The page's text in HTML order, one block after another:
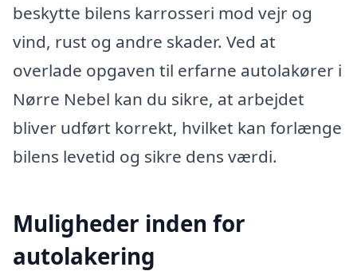
beskytte bilens karrosseri mod vejr og
vind, rust og andre skader. Ved at
overlade opgaven til erfarne autolakører i
Nørre Nebel kan du sikre, at arbejdet
bliver udført korrekt, hvilket kan forlænge
bilens levetid og sikre dens værdi.
Muligheder inden for
autolakering